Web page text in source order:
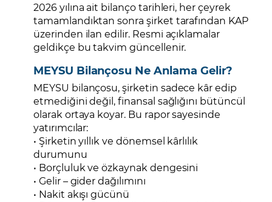
2026 yılına ait bilanço tarihleri, her çeyrek
tamamlandıktan sonra şirket tarafından KAP
üzerinden ilan edilir. Resmi açıklamalar
geldikçe bu takvim güncellenir.
MEYSU Bilançosu Ne Anlama Gelir?
MEYSU bilançosu, şirketin sadece kâr edip
etmediğini değil, finansal sağlığını bütüncül
olarak ortaya koyar. Bu rapor sayesinde
yatırımcılar:
• Şirketin yıllık ve dönemsel kârlılık
durumunu
• Borçluluk ve özkaynak dengesini
• Gelir – gider dağılımını
• Nakit akışı gücünü